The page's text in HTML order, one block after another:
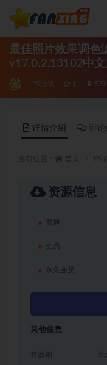
最佳照片效果调色
v17.0.2.13102中
PS滤镜 1 570
详情介绍 评论
资源信息
普通
会员
永久会员
其他信息
有效期